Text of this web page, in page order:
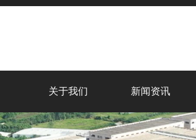
关于我们 新闻资讯